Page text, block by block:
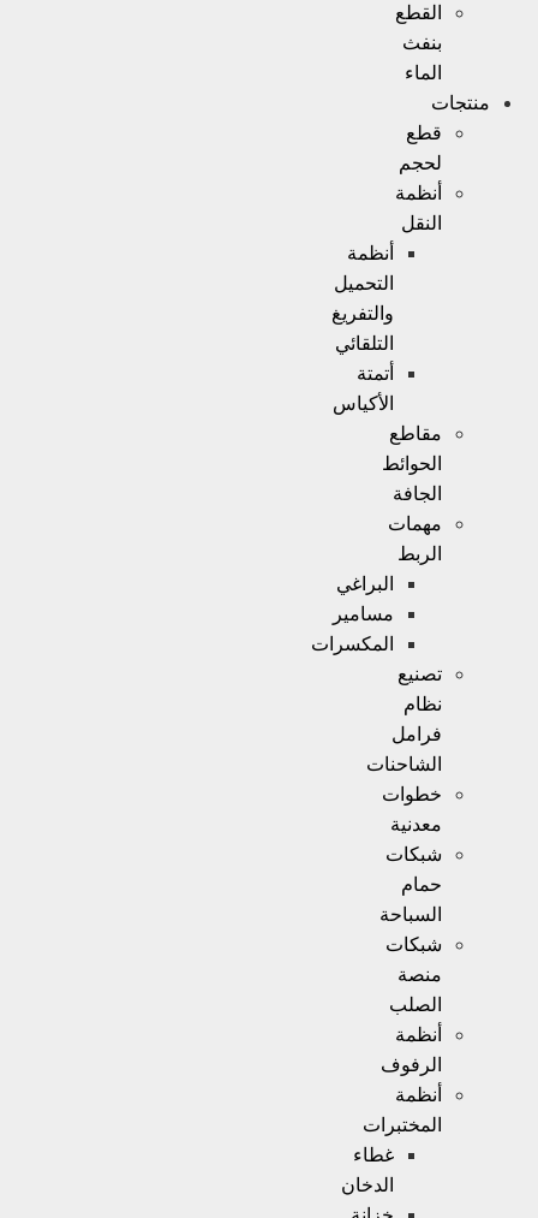
القطع
بنفث
الماء
منتجات
قطع
لحجم
أنظمة
النقل
أنظمة
التحميل
والتفريغ
التلقائي
أتمتة
الأكياس
مقاطع
الحوائط
الجافة
مهمات
الربط
البراغي
مسامير
المكسرات
تصنيع
نظام
فرامل
الشاحنات
خطوات
معدنية
شبكات
حمام
السباحة
شبكات
منصة
الصلب
أنظمة
الرفوف
أنظمة
المختبرات
غطاء
الدخان